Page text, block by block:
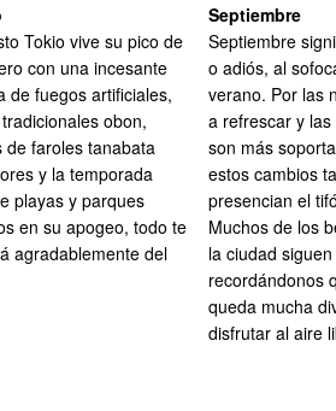
Tokio vive su pico de
con una incesante
de fuegos artificiales,
obon,
de faroles tanabata
y la temporada
playas y parques
en su apogeo, todo te
agradablemente del
Septiembre
Septiembre
o adiós, al
verano. Por las
a refrescar y
son más
estos cambios
presencian el
Muchos de los
la ciudad
recordándonos
queda mucha
disfrutar al aire